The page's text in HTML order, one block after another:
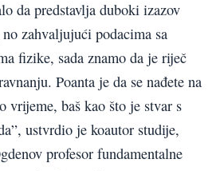
da predstavlja duboki izazov
zahvaljujući podacima sa
fizike, sada znamo da je riječ
Poanta je da se nađete na
vrijeme, baš kao što je stvar s
ustvrdio je koautor studije,
profesor fundamentalne